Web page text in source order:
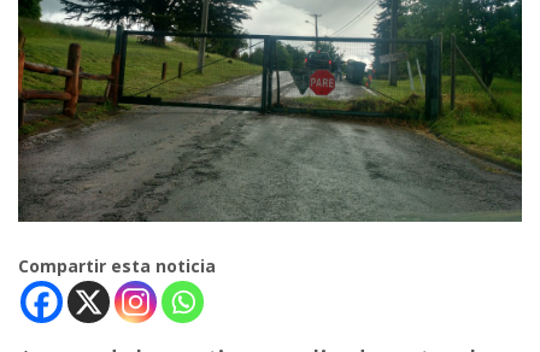
Compartir esta noticia